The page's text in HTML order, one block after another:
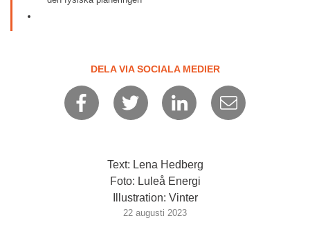
DELA VIA SOCIALA MEDIER
Text: Lena Hedberg
Foto: Luleå Energi
Illustration: Vinter
22 augusti 2023